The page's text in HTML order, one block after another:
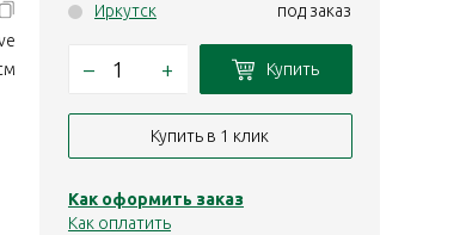
Иркутск
под заказ
– + Купить
Купить в 1 клик
Как оформить заказ
Как оплатить